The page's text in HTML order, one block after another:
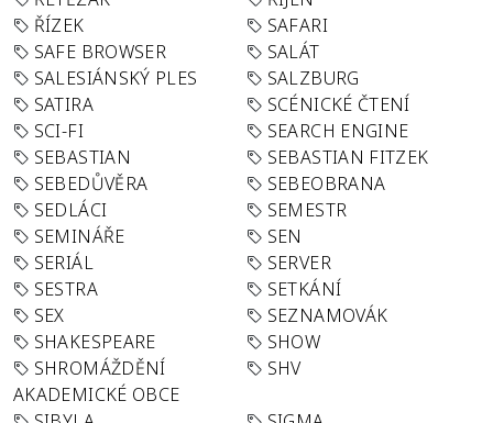
ŘÍZEK
SAFARI
SAFE BROWSER
SALÁT
SALESIÁNSKÝ PLES
SALZBURG
SATIRA
SCÉNICKÉ ČTENÍ
SCI-FI
SEARCH ENGINE
SEBASTIAN
SEBASTIAN FITZEK
SEBEDŮVĚRA
SEBEOBRANA
SEDLÁCI
SEMESTR
SEMINÁŘE
SEN
SERIÁL
SERVER
SESTRA
SETKÁNÍ
SEX
SEZNAMOVÁK
SHAKESPEARE
SHOW
SHROMÁŽDĚNÍ
AKADEMICKÉ OBCE
SHV